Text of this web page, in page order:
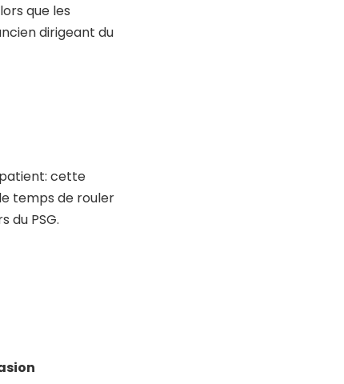
que les
dirigeant du
cette
temps de rouler
du PSG.